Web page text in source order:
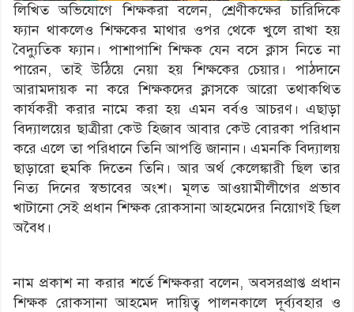
লিখিত অভিযোগে শিক্ষকরা বলেন, শ্রেণীকক্ষের চারিদিকে
ফ্যান থাকলেও শিক্ষকের মাথার ওপর থেকে খুলে রাখা হয়
বৈদ্যুতিক ফ্যান। পাশাপাশি শিক্ষক যেন বসে ক্লাস নিতে না
পারেন, তাই উঠিয়ে নেয়া হয় শিক্ষকের চেয়ার। পাঠদানে
আরামদায়ক না করে শিক্ষকদের ক্লাসকে আরো তথাকথিত
কার্যকরী করার নামে করা হয় এমন বর্বও আচরণ। এছাড়া
বিদ্যালয়ের ছাত্রীরা কেউ হিজাব আবার কেউ বোরকা পরিধান
করে এলে তা পরিধানে তিনি আপত্তি জানান। এমনকি বিদ্যালয়
ছাড়ারো হুমকি দিতেন তিনি। আর অর্থ কেলেঙ্কারী ছিল তার
নিত্য দিনের স্বভাবের অংশ। মূলত আওয়ামীলীগের প্রভাব
খাটানো সেই প্রধান শিক্ষক রোকসানা আহমেদের নিয়োগই ছিল
অবৈধ।
নাম প্রকাশ না করার শর্তে শিক্ষকরা বলেন, অবসরপ্রাপ্ত প্রধান
শিক্ষক রোকসানা আহমেদ দায়িত্ব পালনকালে দূর্ব্যবহার ও